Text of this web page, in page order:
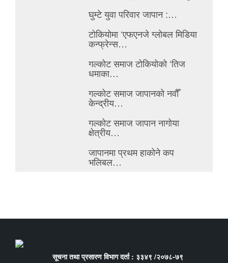
घुम्टे युवा परिवार जापान :…
टोकियोमा ‘एफएनजे ग्लोबल मिडिया
कन्फ्रेन्स…
गल्कोट समाज टोकियोको ‘तिज
धमाका…
गल्कोट समाज जापानको नवौँ
केन्द्रीय…
गल्कोट समाज जापान नागोया
क्षेत्रीय…
जापानमा प्रथम हाकोने कप
भलिबल…
सूचना तथा प्रसारण विभाग दर्ता : ३३४९ /२०७८-७९